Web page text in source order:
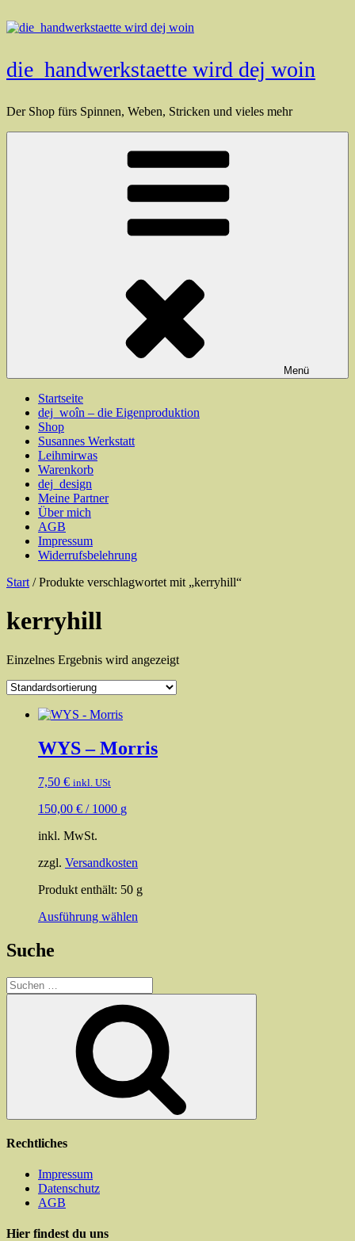
Inhalt
die_handwerkstaette wird dej woin
Der Shop fürs Spinnen, Weben, Stricken und vieles mehr
Menü
Startseite
dej_woîn – die Eigenproduktion
Shop
Susannes Werkstatt
Leihmirwas
Warenkorb
dej_design
Meine Partner
Über mich
AGB
Impressum
Widerrufsbelehrung
Start / Produkte verschlagwortet mit „kerryhill“
kerryhill
Einzelnes Ergebnis wird angezeigt
WYS – Morris
7,50 € inkl. USt
150,00 € / 1000 g
inkl. MwSt.
zzgl. Versandkosten
Produkt enthält: 50 g
Ausführung wählen
Optionen
können
auf
der
Produktseite
gewählt
werden
Suche
Suchen
nach:
Rechtliches
Impressum
Datenschutz
AGB
Hier findest du uns